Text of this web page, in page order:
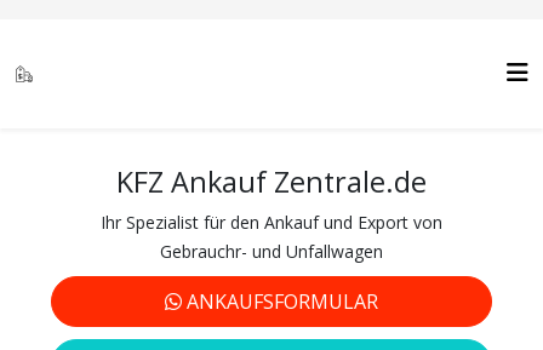
KFZ Ankauf Zentrale.de
Ihr Spezialist für den Ankauf und Export von
Gebrauchr- und Unfallwagen
ANKAUFSFORMULAR